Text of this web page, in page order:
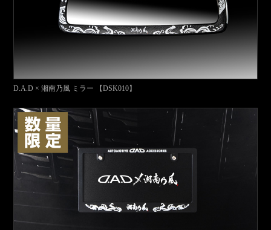
D.A.D × 湘南乃風 ミラー 【DSK010】